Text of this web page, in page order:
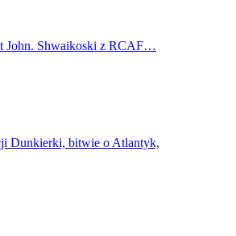
John. Shwaikoski z RCAF…
Dunkierki, bitwie o Atlantyk,